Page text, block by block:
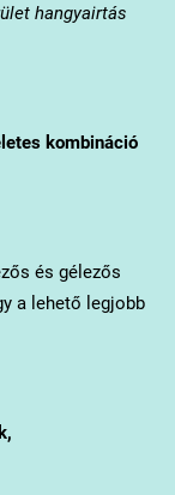
hangyairtás
kombináció
és gélezős
a lehető legjobb